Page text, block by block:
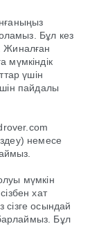
Бұл кез
Жиналған
мүмкіндік
үшін
пайдалы
немесе
мүмкін
хат
осындай
Бұл